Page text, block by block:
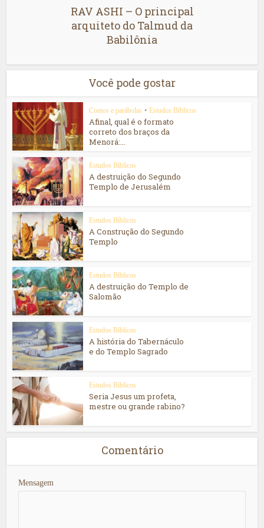
RAV ASHI – O principal
arquiteto do Talmud da
Babilônia
Você pode gostar
Contos e parábolas • Estudos Bíblicos
Afinal, qual é o formato
correto dos braços da
Menorá:...
Estudos Bíblicos
A destruição do Segundo
Templo de Jerusalém
Estudos Bíblicos
A Construção do Segundo
Templo
Estudos Bíblicos
A destruição do Templo de
Salomão
Estudos Bíblicos
A história do Tabernáculo
e do Templo Sagrado
Estudos Bíblicos
Seria Jesus um profeta,
mestre ou grande rabino?
Comentário
Mensagem